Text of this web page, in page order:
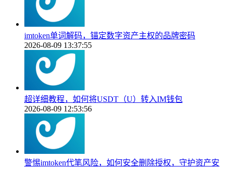
imtoken单词解码，锚定数字资产主权的品牌密码
2026-08-09 13:37:55
超详细教程，如何将USDT（U）转入IM钱包
2026-08-09 12:53:56
警惕imtoken代笔风险，如何安全删除授权，守护资产安